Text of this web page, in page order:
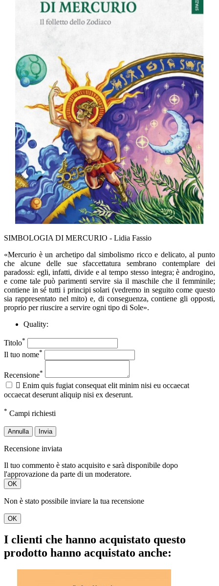
SIMBOLOGIA DI MERCURIO - Lidia Fassio
«Mercurio è un archetipo dal simbolismo ricco e delicato, al punto
che alcune delle sue sfaccettatura sembrano contemplare dei
paradossi: egli, infatti, divide e al tempo stesso integra; è androgino,
e come tale può parimenti servire sia il maschile che il femminile;
contiene in sé tutti i principi solari (vedremo in seguito come questo
sia rappresentato nel mito) e, di conseguenza, contiene gli opposti,
proprio per riuscire a servire ogni tipo di Sole».
Quality:
Titolo*
Il tuo nome*
Recensione*
 Enim quis fugiat consequat elit minim nisi eu occaecat
occaecat deserunt aliquip nisi ex deserunt.
* Campi richiesti
Annulla Invia
Recensione inviata
Il tuo commento è stato acquisito e sarà disponibile dopo
l'approvazione da parte di un moderatore.
OK
Non è stato possibile inviare la tua recensione
OK
I clienti che hanno acquistato questo
prodotto hanno acquistato anche: